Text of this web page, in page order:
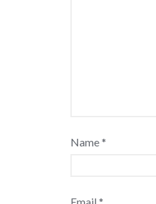
Name*
Email *